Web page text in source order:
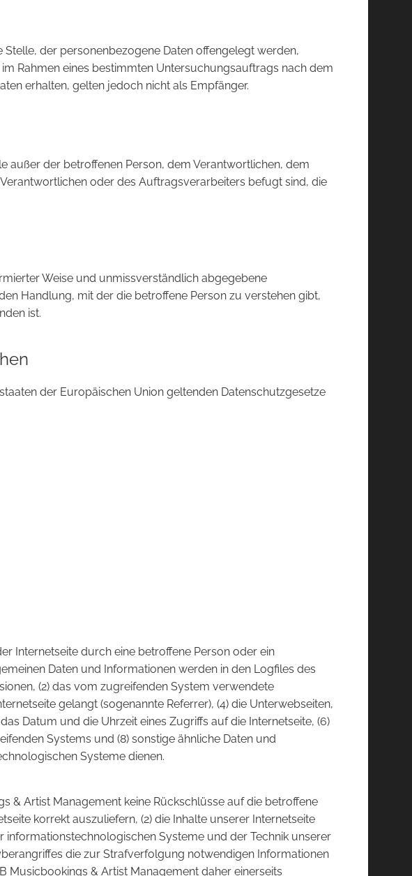
der personenbezogene Daten offengelegt werden,
Rahmen eines bestimmten Untersuchungsauftrags nach dem
erhalten, gelten jedoch nicht als Empfänger.
außer der betroffenen Person, dem Verantwortlichen, dem
oder des Auftragsverarbeiters befugt sind, die
Weise und unmissverständlich abgegebene
Handlung, mit der die betroffene Person zu verstehen gibt,
ist.
der Europäischen Union geltenden Datenschutzgesetze
Internetseite durch eine betroffene Person oder ein
Daten und Informationen werden in den Logfiles des
(2) das vom zugreifenden System verwendete
gelangt (sogenannte Referrer), (4) die Unterwebseiten,
Datum und die Uhrzeit eines Zugriffs auf die Internetseite, (6)
Systems und (8) sonstige ähnliche Daten und
Systeme dienen.
& Artist Management keine Rückschlüsse auf die betroffene
korrekt auszuliefern, (2) die Inhalte unserer Internetseite
Systeme und der Technik unserer
die zur Strafverfolgung notwendigen Informationen
Musicbookings & Artist Management daher einerseits